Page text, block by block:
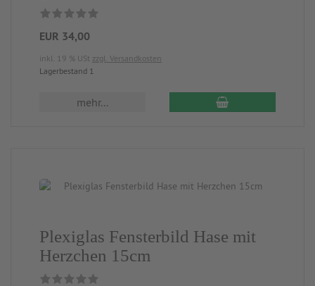
EUR 34,00
inkl. 19 % USt zzgl. Versandkosten
Lagerbestand 1
mehr...
Plexiglas Fensterbild Hase mit
Herzchen 15cm